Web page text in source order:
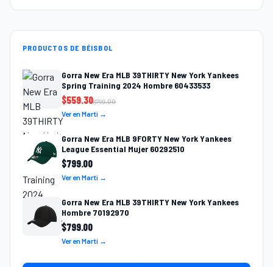
PRODUCTOS DE BÉISBOL
Gorra New Era MLB 39THIRTY New York Yankees
Spring Training 2024 Hombre 60433533
$559.30$799.00
Ver en Martí →
Gorra New Era MLB 9FORTY New York Yankees
League Essential Mujer 60292510
$799.00
Ver en Martí →
Gorra New Era MLB 39THIRTY New York Yankees
Hombre 70192970
$799.00
Ver en Martí →